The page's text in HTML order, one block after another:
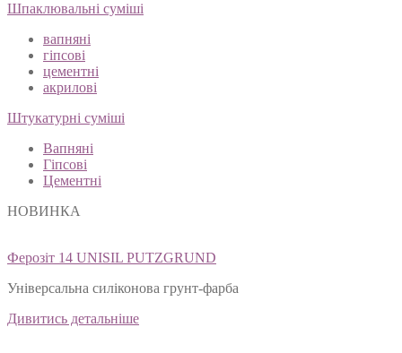
Шпаклювальні суміші
вапняні
гіпсові
цементні
акрилові
Штукатурні суміші
Вапняні
Гіпсові
Цементні
НОВИНКА
Ферозіт 14 UNISIL PUTZGRUND
Універсальна силіконова грунт-фарба
Дивитись детальніше